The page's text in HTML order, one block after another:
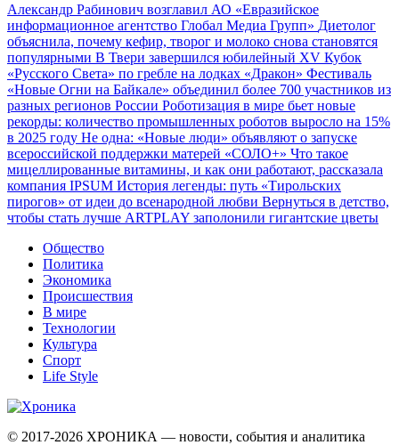
Александр Рабинович возглавил АО «Евразийское
информационное агентство Глобал Медиа Групп» Диетолог
объяснила, почему кефир, творог и молоко снова становятся
популярными В Твери завершился юбилейный XV Кубок
«Русского Света» по гребле на лодках «Дракон» Фестиваль
«Новые Огни на Байкале» объединил более 700 участников из
разных регионов России Роботизация в мире бьет новые
рекорды: количество промышленных роботов выросло на 15%
в 2025 году Не одна: «Новые люди» объявляют о запуске
всероссийской поддержки матерей «СОЛО+» Что такое
мицеллированные витамины, и как они работают, рассказала
компания IPSUM История легенды: путь «Тирольских
пирогов» от идеи до всенародной любви Вернуться в детство,
чтобы стать лучше ARTPLAY заполонили гигантские цветы
Общество
Политика
Экономика
Происшествия
В мире
Технологии
Культура
Спорт
Life Style
© 2017-2026 ХРОНИКА — новости, события и аналитика